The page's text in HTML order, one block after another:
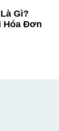
Gì?
Hóa Đơn